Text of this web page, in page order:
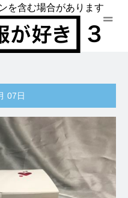
を含む場合があります
07日